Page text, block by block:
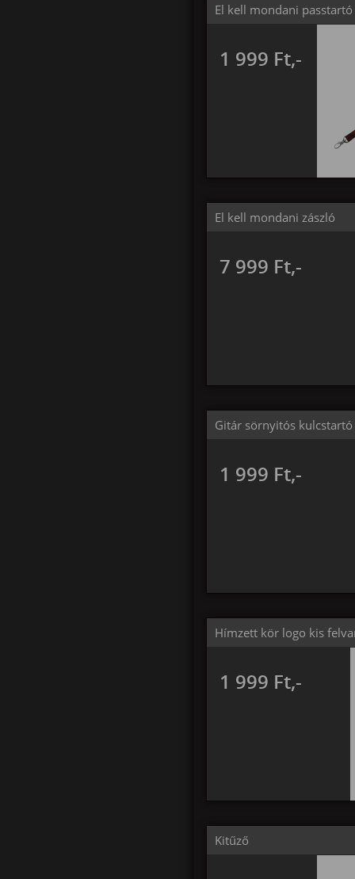
El kell mondani passtartó
1 999 Ft,-
El kell mondani zászló
7 999 Ft,-
Gitár sörnyitós kulcstartó
1 999 Ft,-
Hímzett kör logo kis
1 999 Ft,-
Kitűző